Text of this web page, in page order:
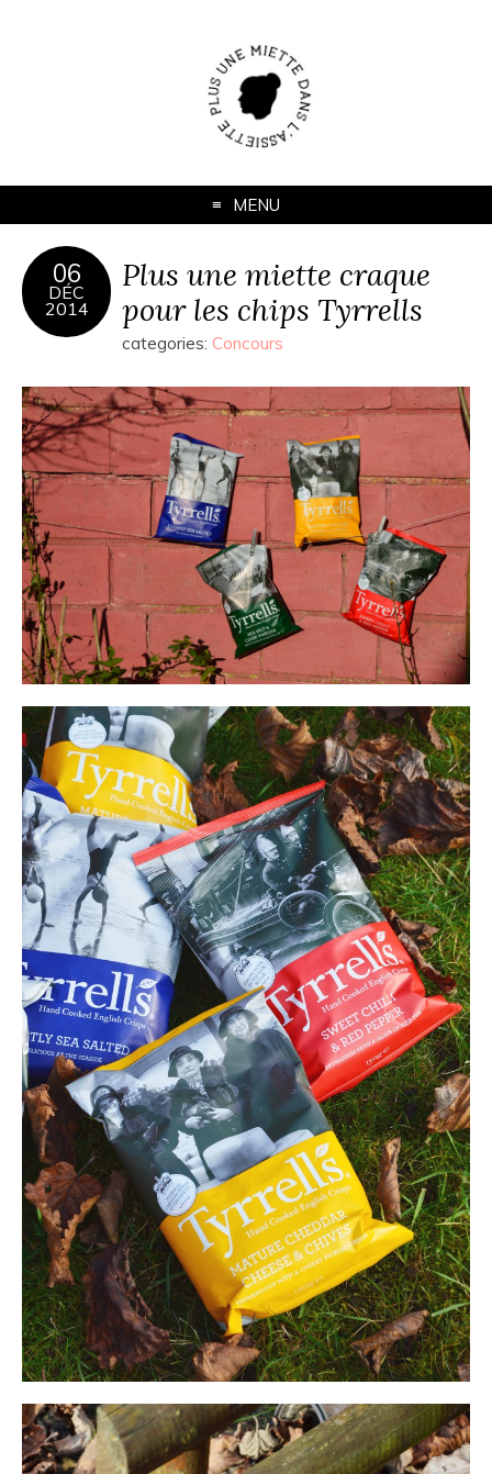
MENU
06
DÉC
2014
Plus une miette craque
pour les chips Tyrrells
categories: Concours